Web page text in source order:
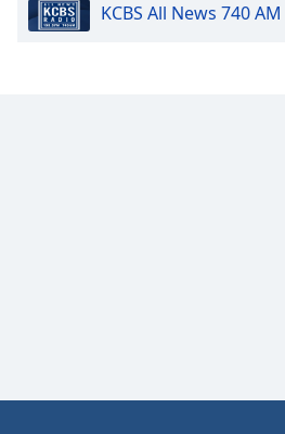
Opacity KCBS All News 740